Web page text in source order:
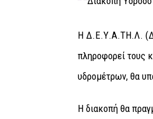
Η Δ.Ε.Υ.Α.ΤΗ.Λ.
πληροφορεί τους
υδρομέτρων, θα
Η διακοπή θα